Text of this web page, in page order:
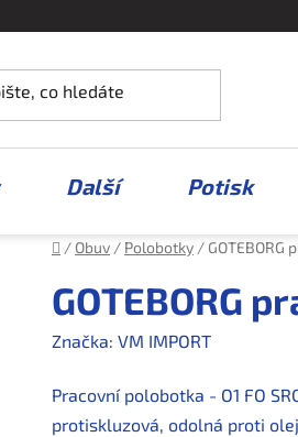
Další Potisk
Domů
/ Obuv / Polobotky /
GOTEBORG
Značka: VM IMPORT
Pracovní polobotka - O1 FO
protiskluzová, odolná proti